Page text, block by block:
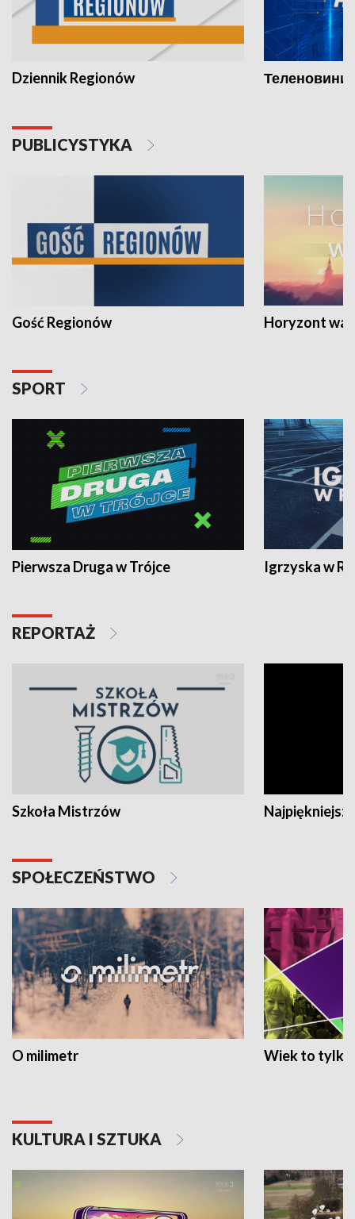
Dziennik Regionów Теленовини
PUBLICYSTYKA
Gość Regionów Horyzont
SPORT
Pierwsza Druga w Trójce Igrzyska w
REPORTAŻ
Szkoła Mistrzów
SPOŁECZEŃSTWO
O milimetr Wiek to tylko
KULTURA I SZTUKA